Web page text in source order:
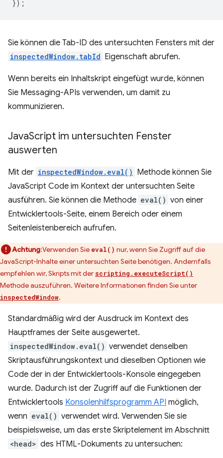
});
Sie können die Tab-ID des untersuchten Fensters mit der
inspectedWindow.tabId Eigenschaft abrufen.
Wenn bereits ein Inhaltskript eingefügt wurde, können
Sie Messaging-APIs verwenden, um damit zu
kommunizieren.
JavaScript im untersuchten Fenster
auswerten
Mit der inspectedWindow.eval() Methode können Sie
JavaScript Code im Kontext der untersuchten Seite
ausführen. Sie können die Methode eval() von einer
Entwicklertools-Seite, einem Bereich oder einem
Seitenleistenbereich aufrufen.
Achtung:Verwenden Sie eval() nur, wenn Sie Zugriff auf die
JavaScript-Inhalte einer untersuchten Seite benötigen. Andernfalls
empfehlen wir, Skripts mit der scripting.executeScript()
Methode auszuführen. Weitere Informationen finden Sie unter
inspectedWindow.
Standardmäßig wird der Ausdruck im Kontext des
Hauptframes der Seite ausgewertet.
inspectedWindow.eval() verwendet denselben
Skriptausführungskontext und dieselben Optionen wie
Code der in der Entwicklertools-Konsole eingegeben
wurde. Dadurch ist der Zugriff auf die Funktionen der
Entwicklertools Konsolenhilfsprogramm API möglich,
wenn eval() verwendet wird. Verwenden Sie sie
beispielsweise, um das erste Skriptelement im Abschnitt
<head> des HTML-Dokuments zu untersuchen: